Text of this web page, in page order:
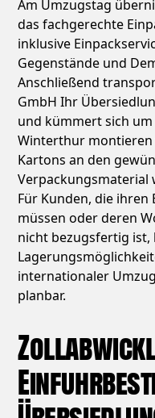
Am Umzugstag
das fachgerechte
inklusive
Gegenstände und
Anschließend
GmbH Ihr
und kümmert sich
Winterthur
Kartons an den
Verpackungsmaterial
Für Kunden, die
müssen oder deren
nicht bezugsfertig
internationaler
planbar.